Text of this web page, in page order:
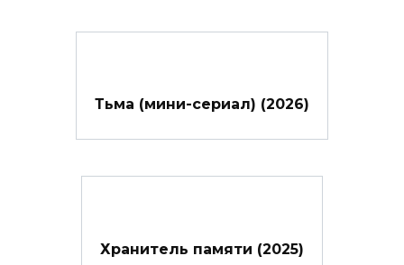
Тьма (мини-сериал) (2026)
Хранитель памяти (2025)